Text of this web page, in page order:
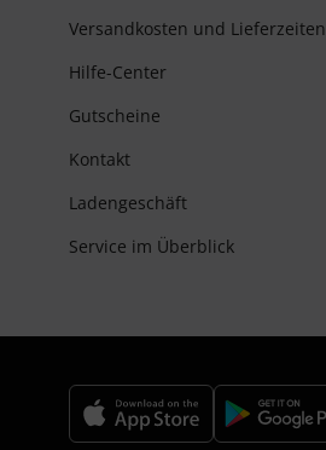
Versandkosten und Lieferzeiten
Hilfe-Center
Gutscheine
Kontakt
Ladengeschäft
Service im Überblick